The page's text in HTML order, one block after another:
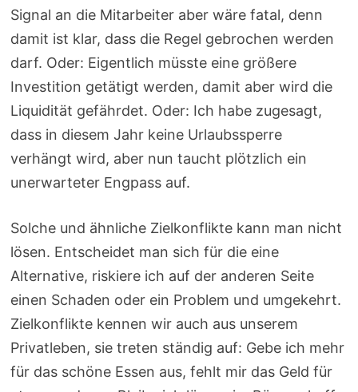
Signal an die Mitarbeiter aber wäre fatal, denn
damit ist klar, dass die Regel gebrochen werden
darf. Oder: Eigentlich müsste eine größere
Investition getätigt werden, damit aber wird die
Liquidität gefährdet. Oder: Ich habe zugesagt,
dass in diesem Jahr keine Urlaubssperre
verhängt wird, aber nun taucht plötzlich ein
unerwarteter Engpass auf.
Solche und ähnliche Zielkonflikte kann man nicht
lösen. Entscheidet man sich für die eine
Alternative, riskiere ich auf der anderen Seite
einen Schaden oder ein Problem und umgekehrt.
Zielkonflikte kennen wir auch aus unserem
Privatleben, sie treten ständig auf: Gebe ich mehr
für das schöne Essen aus, fehlt mir das Geld für